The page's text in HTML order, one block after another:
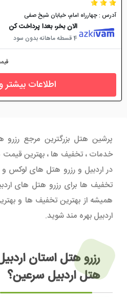
آدرس : چهارراه امام، خيابان شیخ صفی
الان بخر، بعدا پرداخت کن
4 قسطه ماهانه بدون سود
قیمت
اطلاعات بیشتر
پرشین هتل بزرگترین مرجع رزرو
خدمات ، تخفیف ها ، بهترین قیمت
در اردبیل و رزرو هتل های لوکس و
تخفیف ها برای رزرو هتل های
همیشه از بهترین تخفیف ها و
اردبیل بهره مند شوید.
رزرو هتل استان
هتل اردبیل سرعین؟